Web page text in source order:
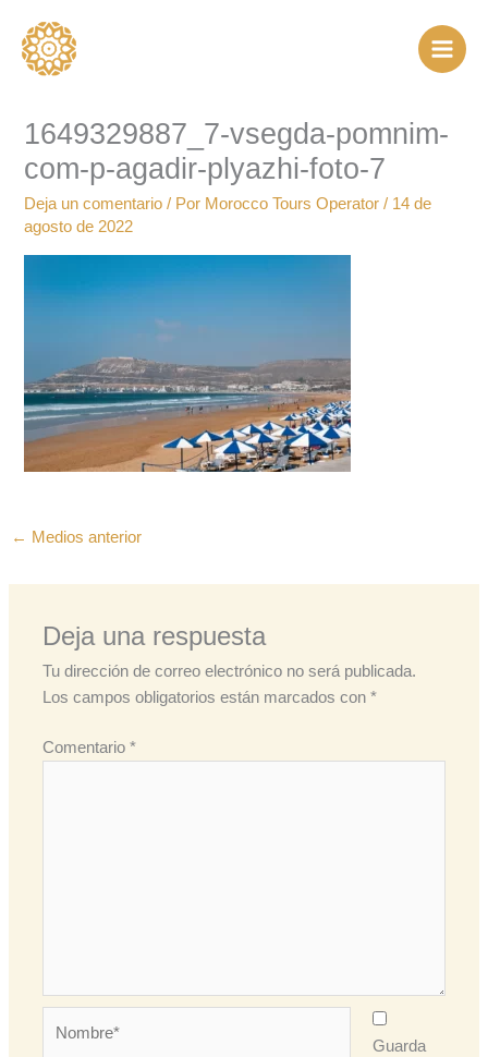
contenido
1649329887_7-vsegda-pomnim-
com-p-agadir-plyazhi-foto-7
Deja un comentario / Por Morocco Tours Operator/ 14 de
agosto de 2022
← Medios anterior
Deja una respuesta
Tu dirección de correo electrónico no será publicada.
Los campos obligatorios están marcados con*
Comentario*
Guarda